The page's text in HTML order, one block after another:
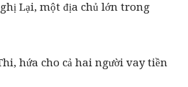
Lại, một địa chủ lớn trong
hứa cho cả hai người vay tiền